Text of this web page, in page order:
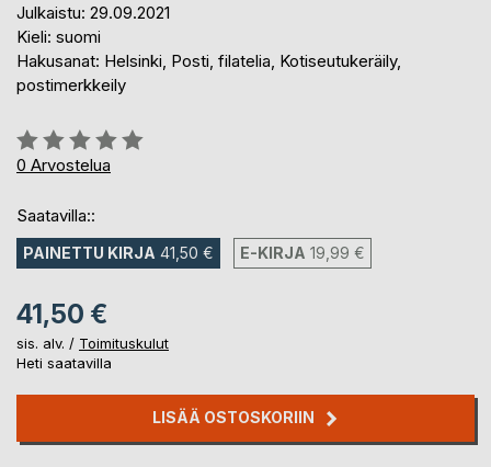
Julkaistu: 29.09.2021
Kieli: suomi
Hakusanat: Helsinki, Posti, filatelia, Kotiseutukeräily,
postimerkkeily
Arvostelu::
0%
0 Arvostelua
Saatavilla::
PAINETTU KIRJA 41,50 € E-KIRJA 19,99 €
41,50 €
sis. alv. / Toimituskulut
Heti saatavilla
LISÄÄ OSTOSKORIIN